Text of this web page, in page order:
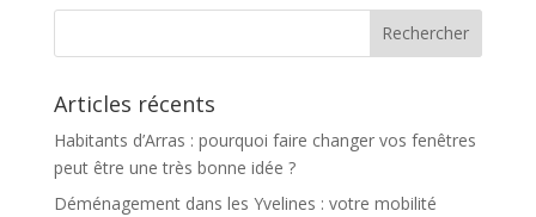
Articles récents
Habitants d’Arras : pourquoi faire changer vos fenêtres
peut être une très bonne idée ?
Déménagement dans les Yvelines : votre mobilité